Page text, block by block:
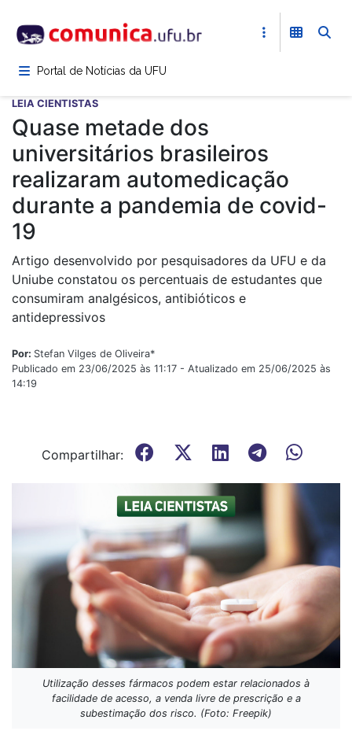
para
conteúdoPortal de Notícias da UFU
LEIA CIENTISTAS
Quase metade dos
universitários brasileiros
realizaram automedicação
durante a pandemia de covid-
19
Artigo desenvolvido por pesquisadores da UFU e da
Uniube constatou os percentuais de estudantes que
consumiram analgésicos, antibióticos e
antidepressivos
Por: Stefan Vilges de Oliveira*
Publicado em 23/06/2025 às 11:17 - Atualizado em 25/06/2025 às
14:19
Compartilhar:
Utilização desses fármacos podem estar relacionados à
facilidade de acesso, a venda livre de prescrição e a
subestimação dos risco. (Foto: Freepik)